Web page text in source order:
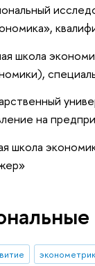
школа
на
школа